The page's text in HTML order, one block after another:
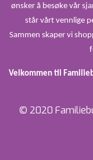
ønsker å besøke vår
står vårt vennlige
Sammen skaper vi
Velkommen til
© 2020